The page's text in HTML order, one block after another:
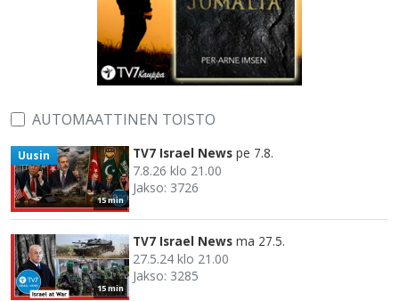
AUTOMAATTINEN TOISTO
15 min
Uusin TV7 Israel News pe 7.8.
7.8.26 klo 21.00
Jakso: 3726
15 min
TV7 Israel News ma 27.5.
27.5.24 klo 21.00
Jakso: 3285